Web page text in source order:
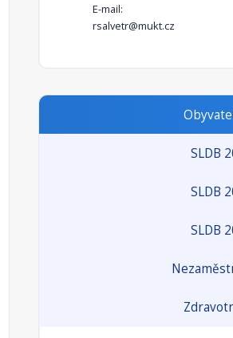
E-mail:
rsalvetr@mukt.cz
SLDB
SLDB
SLDB